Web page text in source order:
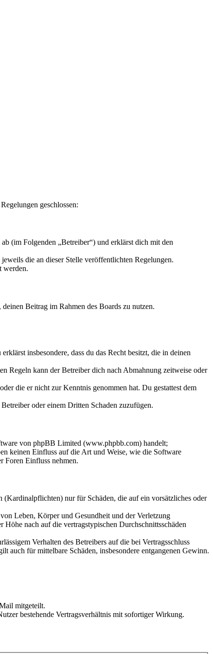
geschlossen:
(im Folgenden „Betreiber“) und erklärst dich mit den
die an dieser Stelle veröffentlichten Regelungen.
werden.
Beitrag im Rahmen des Boards zu nutzen.
insbesondere, dass du das Recht besitzt, die in deinen
Regeln kann der Betreiber dich nach Abmahnung zeitweise oder
die er nicht zur Kenntnis genommen hat. Du gestattest dem
oder einem Dritten Schaden zuzufügen.
von phpBB Limited (www.phpbb.com) handelt;
keinen Einfluss auf die Art und Weise, wie die Software
Foren Einfluss nehmen.
nur für Schäden, die auf ein vorsätzliches oder
Leben, Körper und Gesundheit und der Verletzung
nach auf die vertragstypischen Durchschnittsschäden
Verhalten des Betreibers auf die bei Vertragsschluss
auch für mittelbare Schäden, insbesondere entgangenen Gewinn.
mitgeteilt.
bestehende Vertragsverhältnis mit sofortiger Wirkung.